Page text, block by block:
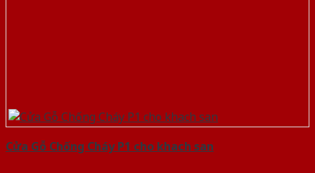
Cửa Gỗ Chống Cháy P1 cho khach san